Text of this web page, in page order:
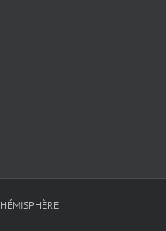
HÉMISPHÈRE